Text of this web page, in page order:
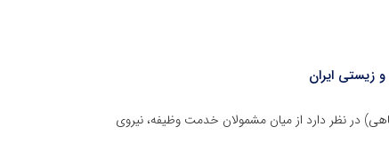
زیستی ایران
در نظر دارد از میان مشمولان خدمت وظیفه، نیروی